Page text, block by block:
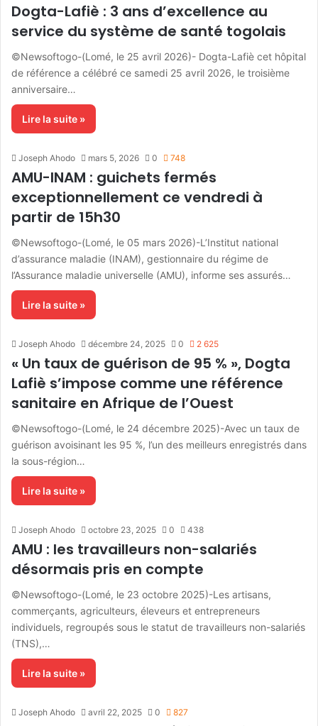
Dogta-Lafiè : 3 ans d’excellence au
service du système de santé togolais
©Newsoftogo-(Lomé, le 25 avril 2026)- Dogta-Lafiè cet hôpital
de référence a célébré ce samedi 25 avril 2026, le troisième
anniversaire…
Lire la suite »
Joseph Ahodo mars 5, 2026 0 748
AMU-INAM : guichets fermés
exceptionnellement ce vendredi à
partir de 15h30
©Newsoftogo-(Lomé, le 05 mars 2026)-L’Institut national
d’assurance maladie (INAM), gestionnaire du régime de
l’Assurance maladie universelle (AMU), informe ses assurés…
Lire la suite »
Joseph Ahodo décembre 24, 2025 0 2 625
« Un taux de guérison de 95 % », Dogta
Lafiè s’impose comme une référence
sanitaire en Afrique de l’Ouest
©Newsoftogo-(Lomé, le 24 décembre 2025)-Avec un taux de
guérison avoisinant les 95 %, l’un des meilleurs enregistrés dans
la sous-région…
Lire la suite »
Joseph Ahodo octobre 23, 2025 0 438
AMU : les travailleurs non-salariés
désormais pris en compte
©Newsoftogo-(Lomé, le 23 octobre 2025)-Les artisans,
commerçants, agriculteurs, éleveurs et entrepreneurs
individuels, regroupés sous le statut de travailleurs non-salariés
(TNS),…
Lire la suite »
Joseph Ahodo avril 22, 2025 0 827